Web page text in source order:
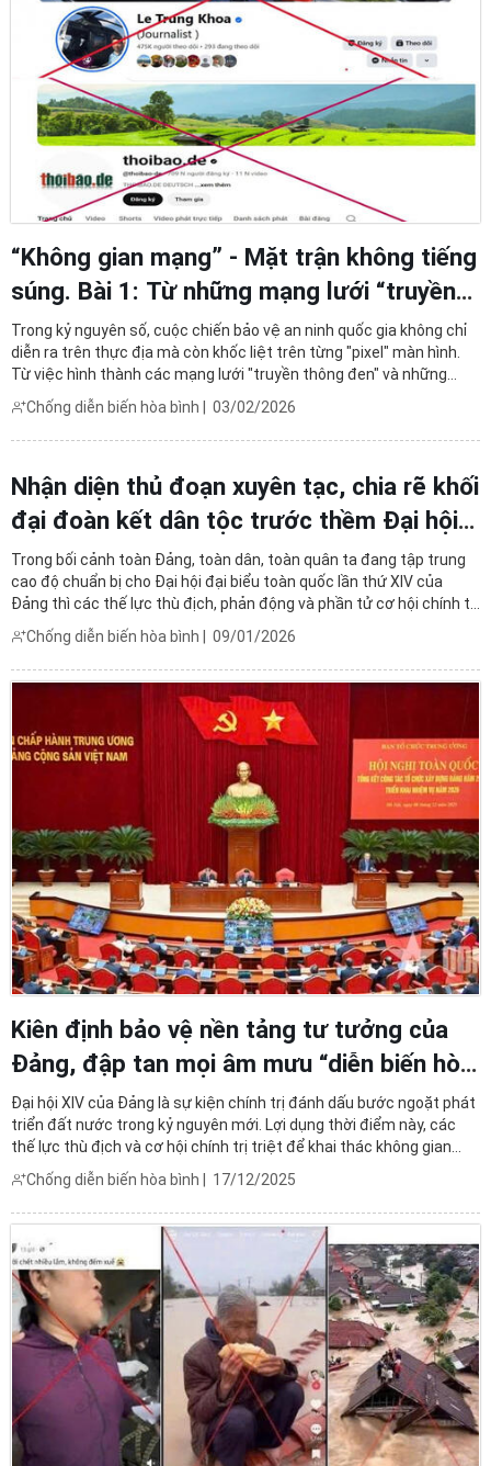
“Không gian mạng” - Mặt trận không tiếng
súng. Bài 1: Từ những mạng lưới “truyền
thông đen”
Trong kỷ nguyên số, cuộc chiến bảo vệ an ninh quốc gia không chỉ
diễn ra trên thực địa mà còn khốc liệt trên từng "pixel" màn hình.
Từ việc hình thành các mạng lưới "truyền thông đen" và những
"con thiêu thân" chống phá tại địa phương đến việc lợi dụng trí tuệ
nhân tạo (AI) để thao túng nhận thức, ...
Chống diễn biến hòa bình 03/02/2026
Nhận diện thủ đoạn xuyên tạc, chia rẽ khối
đại đoàn kết dân tộc trước thềm Đại hội
XIV của Đảng
Trong bối cảnh toàn Đảng, toàn dân, toàn quân ta đang tập trung
cao độ chuẩn bị cho Đại hội đại biểu toàn quốc lần thứ XIV của
Đảng thì các thế lực thù địch, phản động và phần tử cơ hội chính trị
tiếp tục gia tăng hoạt động chống phá với phương thức, thủ đoạn
ngày càng tinh vi, có tính hệ thống và ...
Chống diễn biến hòa bình 09/01/2026
Kiên định bảo vệ nền tảng tư tưởng của
Đảng, đập tan mọi âm mưu “diễn biến hòa
bình”
Đại hội XIV của Đảng là sự kiện chính trị đánh dấu bước ngoặt phát
triển đất nước trong kỷ nguyên mới. Lợi dụng thời điểm này, các
thế lực thù địch và cơ hội chính trị triệt để khai thác không gian
mạng để gia tăng cường độ chống phá.Mục tiêu của chúng không
chỉ là xuyên tạc Chủ nghĩa Mác - Lênin, ...
Chống diễn biến hòa bình 17/12/2025